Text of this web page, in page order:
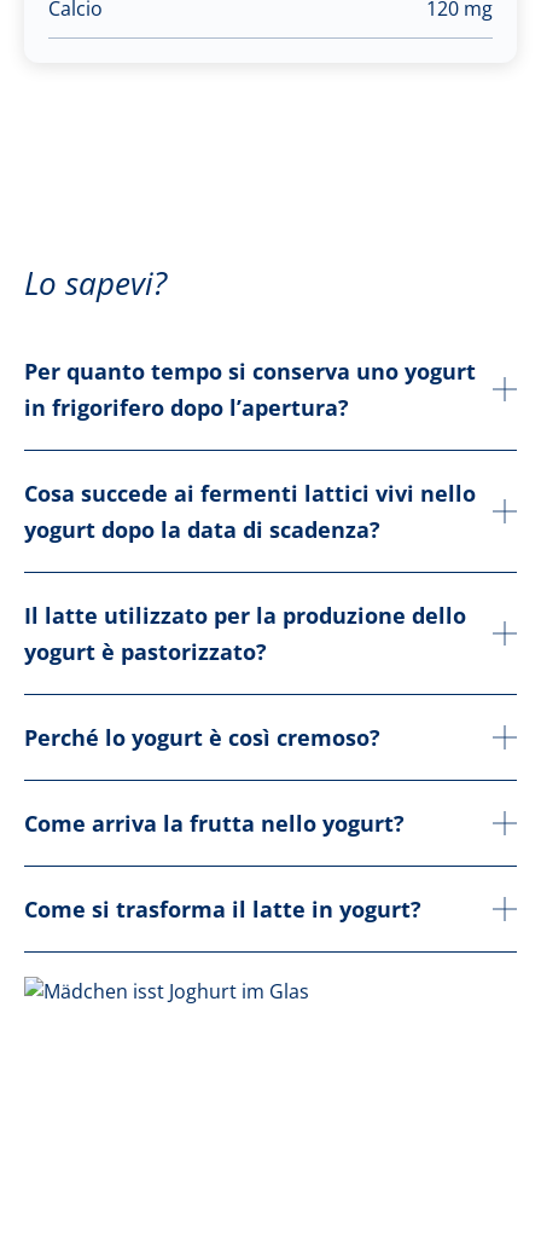
Calcio 120 mg
Lo sapevi?
Per quanto tempo si conserva uno yogurt
in frigorifero dopo l’apertura?
Cosa succede ai fermenti lattici vivi nello
yogurt dopo la data di scadenza?
Il latte utilizzato per la produzione dello
yogurt è pastorizzato?
Perché lo yogurt è così cremoso?
Come arriva la frutta nello yogurt?
Come si trasforma il latte in yogurt?